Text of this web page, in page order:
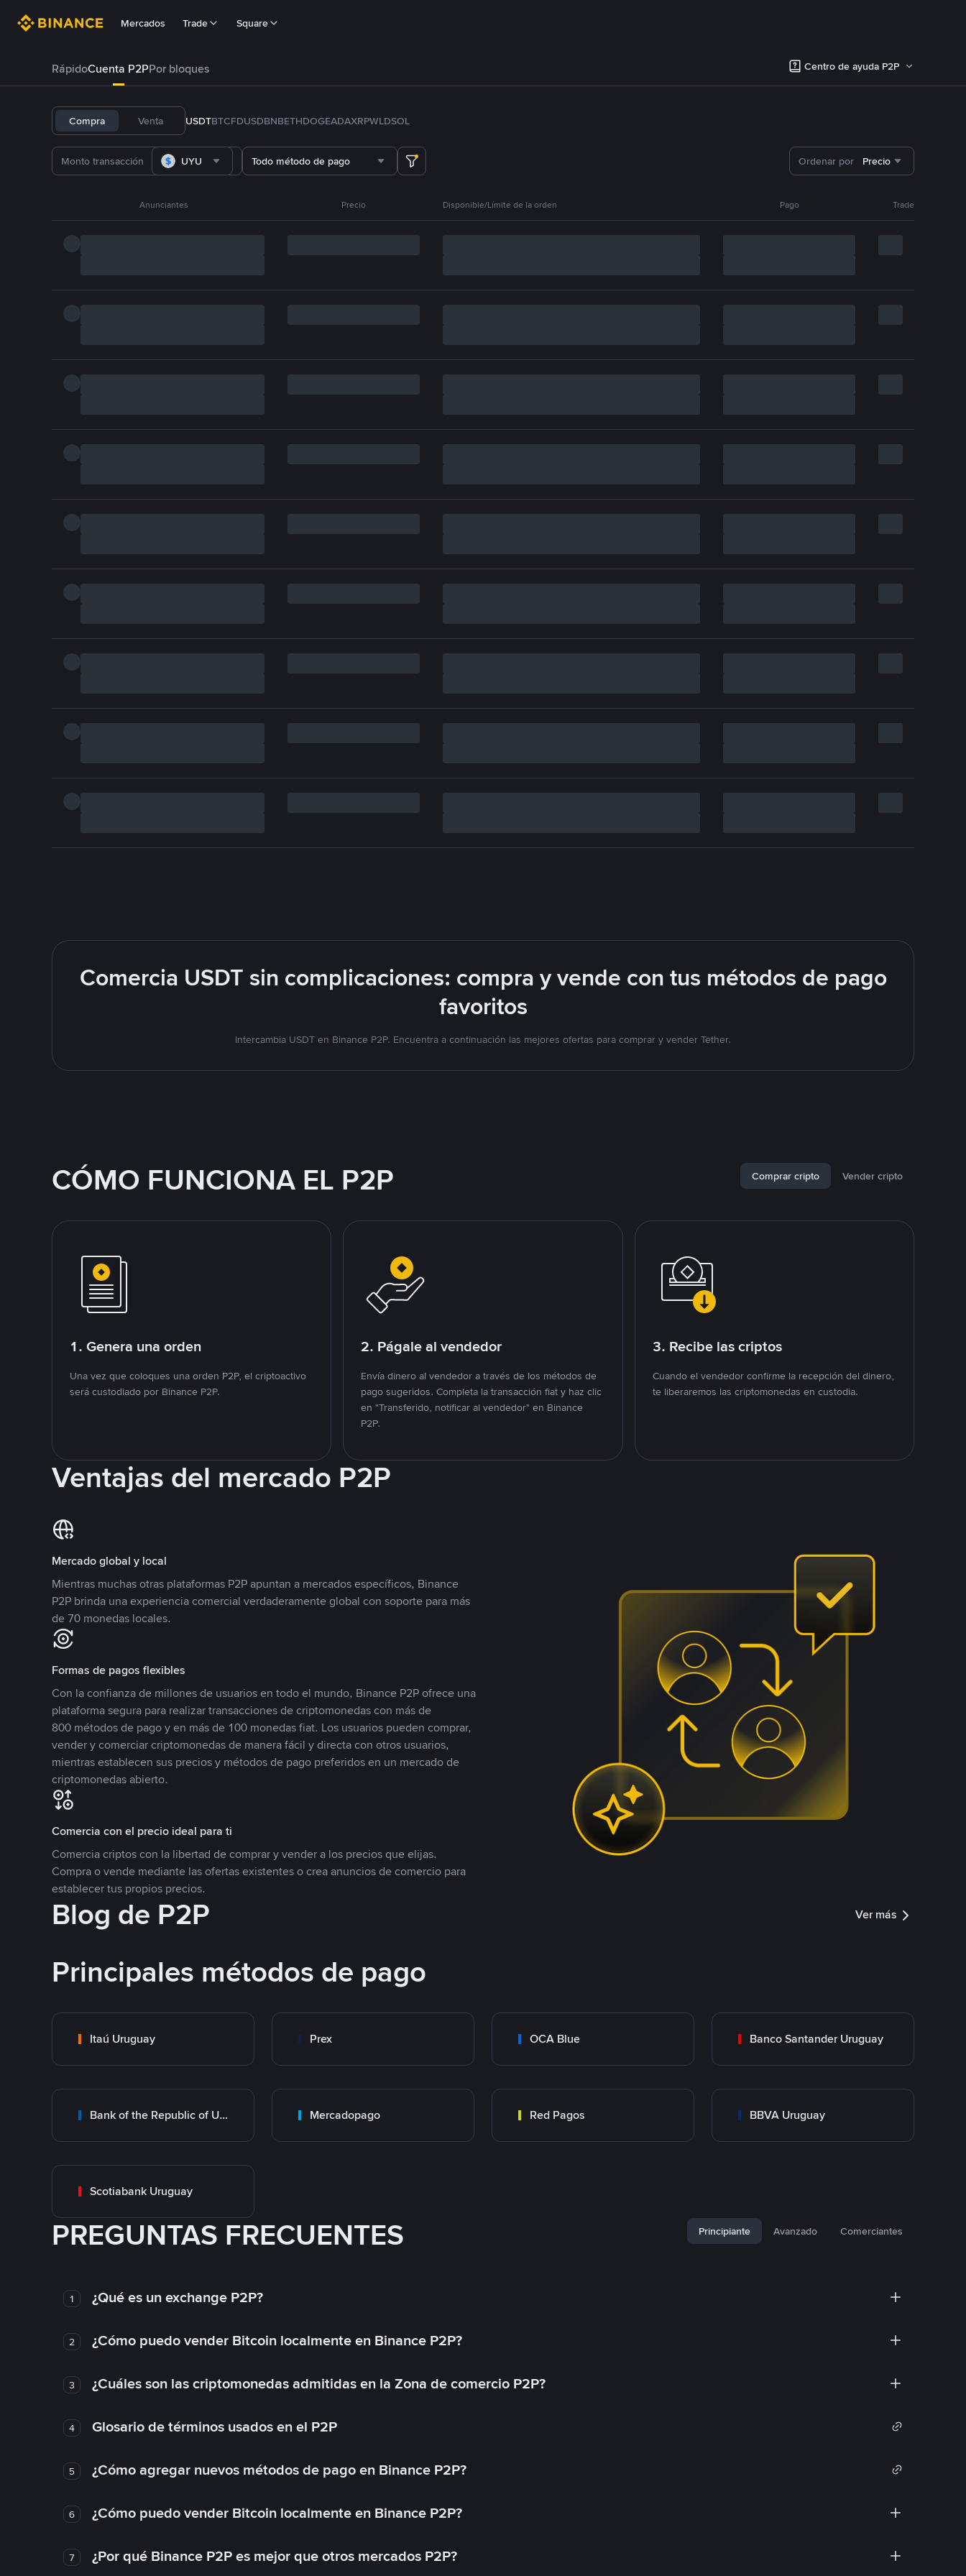
Mercados Trade Square
RápidoCuenta P2PPor bloques Centro de ayuda P2P
Compra Venta USDTBTCFDUSDBNBETHDOGEADAXRPWLDSOL
UYU Todo método de pago Ordenar por Precio
Anunciantes Precio Disponible/Límite de la orden Pago Trade
Comercia USDT sin complicaciones: compra y vende con tus métodos de pago
favoritos
Intercambia USDT en Binance P2P. Encuentra a continuación las mejores ofertas para comprar y vender Tether.
CÓMO FUNCIONA EL P2P Comprar cripto Vender cripto
1. Genera una orden
Una vez que coloques una orden P2P, el criptoactivo
será custodiado por Binance P2P.
2. Págale al vendedor
Envía dinero al vendedor a través de los métodos de
pago sugeridos. Completa la transacción fiat y haz clic
en "Transferido, notificar al vendedor" en Binance
P2P.
3. Recibe las criptos
Cuando el vendedor confirme la recepción del dinero,
te liberaremos las criptomonedas en custodia.
Ventajas del mercado P2P
Mercado global y local
Mientras muchas otras plataformas P2P apuntan a mercados específicos, Binance
P2P brinda una experiencia comercial verdaderamente global con soporte para más
de 70 monedas locales.
Formas de pagos flexibles
Con la confianza de millones de usuarios en todo el mundo, Binance P2P ofrece una
plataforma segura para realizar transacciones de criptomonedas con más de
800 métodos de pago y en más de 100 monedas fiat. Los usuarios pueden comprar,
vender y comerciar criptomonedas de manera fácil y directa con otros usuarios,
mientras establecen sus precios y métodos de pago preferidos en un mercado de
criptomonedas abierto.
Comercia con el precio ideal para ti
Comercia criptos con la libertad de comprar y vender a los precios que elijas.
Compra o vende mediante las ofertas existentes o crea anuncios de comercio para
establecer tus propios precios.
Blog de P2P Ver más
Principales métodos de pago
Itaú Uruguay Prex OCA Blue Banco Santander Uruguay
Bank of the Republic of Uruguay Mercadopago Red Pagos BBVA Uruguay
Scotiabank Uruguay
PREGUNTAS FRECUENTES Principiante Avanzado Comerciantes
1 ¿Qué es un exchange P2P?
2 ¿Cómo puedo vender Bitcoin localmente en Binance P2P?
3 ¿Cuáles son las criptomonedas admitidas en la Zona de comercio P2P?
4 Glosario de términos usados en el P2P
5 ¿Cómo agregar nuevos métodos de pago en Binance P2P?
6 ¿Cómo puedo vender Bitcoin localmente en Binance P2P?
7 ¿Por qué Binance P2P es mejor que otros mercados P2P?